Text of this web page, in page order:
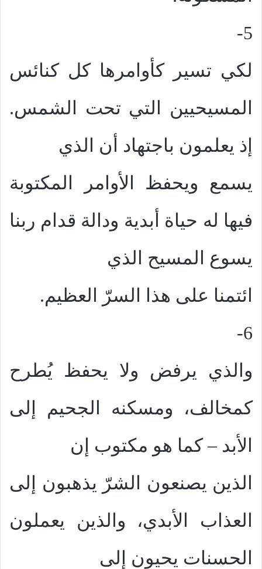
5-
لكي تسير كأوامرها كل كنائس
المسيحيين التي تحت الشمس.
إذ يعلمون باجتهاد أن الذي
يسمع ويحفظ الأوامر المكتوبة
فيها له حياة أبدية ودالة قدام ربنا
يسوع المسيح الذي
ائتمنا على هذا السرّ العظيم.
6-
والذي يرفض ولا يحفظ يُطرح
كمخالف، ومسكنه الجحيم إلى
الأبد – كما هو مكتوب إن
الذين يصنعون الشرّ يذهبون إلى
العذاب الأبدي، والذين يعملون
الحسنات يحيون إلى